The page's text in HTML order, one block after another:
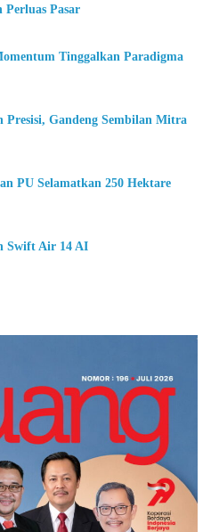
Pasar
Tinggalkan Paradigma
Presisi, Gandeng Sembilan Mitra
PU Selamatkan 250 Hektare
Swift Air 14 AI